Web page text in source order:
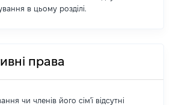
в цьому розділі.
права
чи членів його сім'ї відсутні